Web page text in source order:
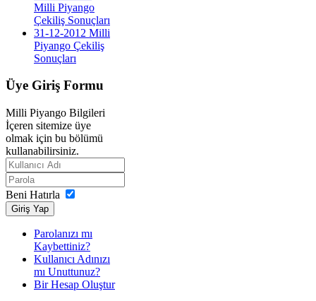
Milli Piyango
Çekiliş Sonuçları
31-12-2012 Milli
Piyango Çekiliş
Sonuçları
Üye Giriş Formu
Milli Piyango Bilgileri
İçeren sitemize üye
olmak için bu bölümü
kullanabilirsiniz.
Beni Hatırla
Giriş Yap
Parolanızı mı
Kaybettiniz?
Kullanıcı Adınızı
mı Unuttunuz?
Bir Hesap Oluştur